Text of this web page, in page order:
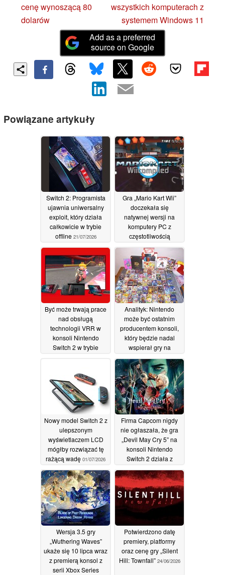
cenę wynoszącą 80
dolarów
wszystkich komputerach z
systemem Windows 11
Add as a preferred
source on Google
Powiązane artykuły
Switch 2: Programista
ujawnia uniwersalny
exploit, który działa
całkowicie w trybie
offline 21/07/2026
Gra „Mario Kart Wii”
doczekała się
natywnej wersji na
komputery PC z
częstotliwością
odświeżania 60 klatek
na sekundę i trybem
gry online, mimo że
fani krytykują
wykorzystanie
sztucznej inteligencji
19/07/2026
Być może trwają prace
nad obsługą
technologii VRR w
konsoli Nintendo
Switch 2 w trybie
Analityk: Nintendo
może być ostatnim
producentem konsoli,
który będzie nadal
wspierał gry na
nośnikach fizycznych
po tym, jak Sony
zrezygnowało z płyt
06/07/2026
Nowy model Switch 2 z
ulepszonym
wyświetlaczem LCD
mógłby rozwiązać tę
rażącą wadę 01/07/2026
Firma Capcom nigdy
nie ogłaszała, że gra
„Devil May Cry 5” na
konsoli Nintendo
Switch 2 działa z
prędkością do 120
klatek na sekundę,
przewyższając pod tym
względem wersję na
PS4
28/06/2026
Wersja 3.5 gry
„Wuthering Waves”
ukaże się 10 lipca wraz
z premierą konsol z
serii Xbox Series
Potwierdzono datę
premiery, platformy
oraz cenę gry „Silent
Hill: Townfall” 24/06/2026